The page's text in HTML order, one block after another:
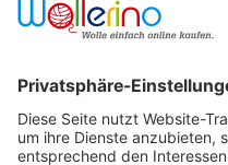
Newsletter